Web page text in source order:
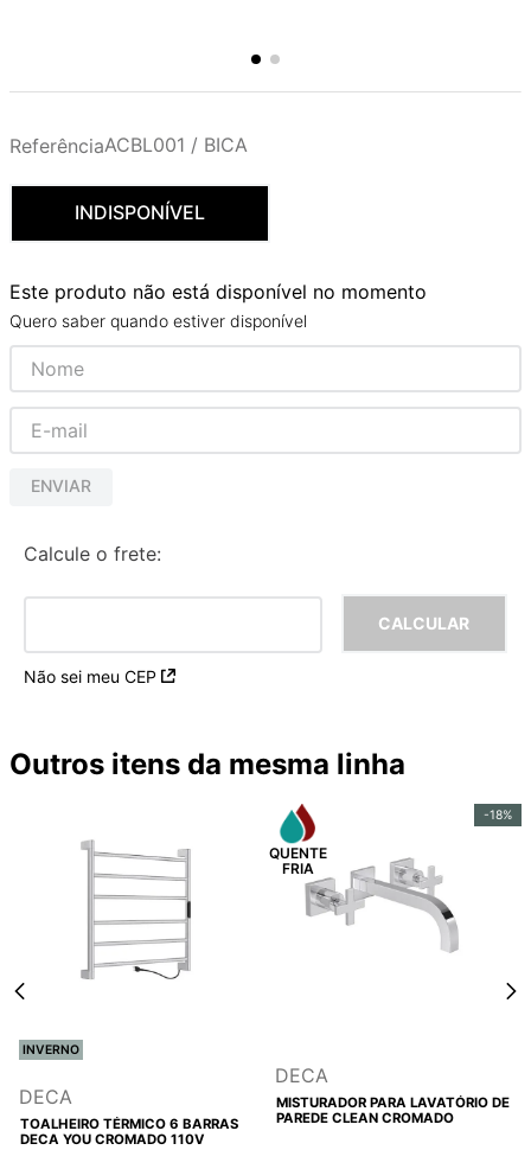
ReferênciaACBL001 / BICA
INDISPONÍVEL
Este produto não está disponível no momento
Quero saber quando estiver disponível
ENVIAR
Calcule o frete:
Não sei meu CEP
Outros itens da mesma linha
INVERNO
DECA
TOALHEIRO TÉRMICO 6 BARRAS
DECA YOU CROMADO 110V
-18%
DECA
MISTURADOR PARA LAVATÓRIO DE
PAREDE CLEAN CROMADO